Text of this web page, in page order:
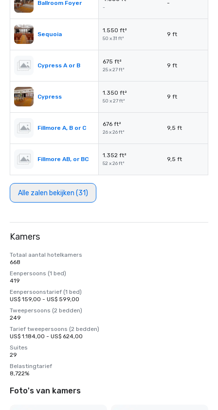
Ballroom Foyer
-
-
Sequoia
1.550 ft²
50 x 31 ft²
9 ft
Cypress A or B
675 ft²
25 x 27 ft²
9 ft
Cypress
1.350 ft²
50 x 27 ft²
9 ft
Fillmore A, B or C
676 ft²
26 x 26 ft²
9,5 ft
Fillmore AB, or BC
1.352 ft²
52 x 26 ft²
9,5 ft
Alle zalen bekijken (31)
Kamers
Totaal aantal hotelkamers
668
Eenpersoons (1 bed)
419
Eenpersoonstarief (1 bed)
US$ 159,00 - US$ 599,00
Tweepersoons (2 bedden)
249
Tarief tweepersoons (2 bedden)
US$ 1.184,00 - US$ 624,00
Suites
29
Belastingtarief
8,722%
Foto's van kamers